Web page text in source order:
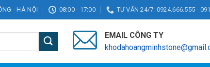
- HÀ NỘI 08:00 - 17:00 TƯ VẤN 24/7: 0924.666.555 -
EMAIL CÔNG TY